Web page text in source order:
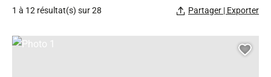
1 à 12 résultat(s) sur 28 Partager | Exporter
Photo 1, © Droits gérés